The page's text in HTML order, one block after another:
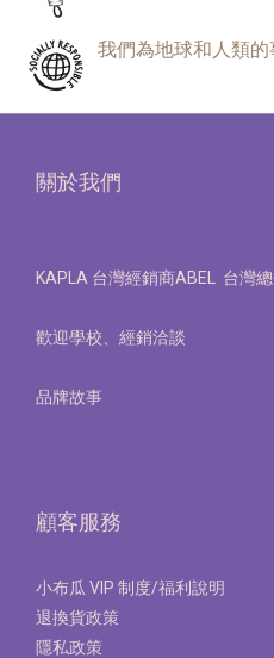
我們為地球和人類
關於我們
KAPLA 台灣經銷商ABEL 台灣
歡迎學校、經銷洽談
品牌故事
顧客服務
小布瓜 VIP 制度/福利說明
退換貨政策
隱私政策